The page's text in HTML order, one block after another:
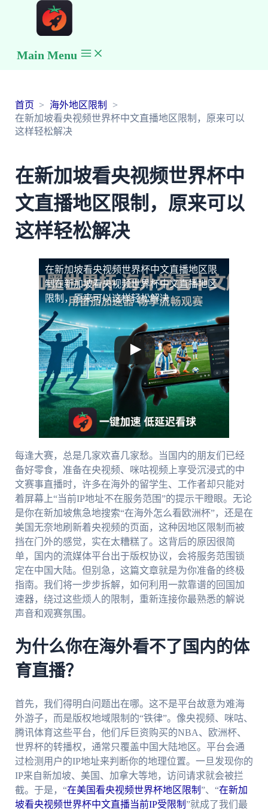
Main Menu
首页
海外地区限制
在新加坡看央视频世界杯中文直播地区限制，原来可以
这样轻松解决
在新加坡看央视频世界杯中
文直播地区限制，原来可以
这样轻松解决
在新加坡看央视频世界杯中文直播地区限
制在新加坡看央视频世界杯中文直播地区
限制，原来可以这样轻松解决
每逢大赛，总是几家欢喜几家愁。当国内的朋友们已经
备好零食，准备在央视频、咪咕视频上享受沉浸式的中
文赛事直播时，许多在海外的留学生、工作者却只能对
着屏幕上“当前IP地址不在服务范围”的提示干瞪眼。无论
是你在新加坡焦急地搜索“在海外怎么看欧洲杯”，还是在
美国无奈地刷新着央视频的页面，这种因地区限制而被
挡在门外的感觉，实在太糟糕了。这背后的原因很简
单，国内的流媒体平台出于版权协议，会将服务范围锁
定在中国大陆。但别急，这篇文章就是为你准备的终极
指南。我们将一步步拆解，如何利用一款靠谱的回国加
速器，绕过这些烦人的限制，重新连接你最熟悉的解说
声音和观赛氛围。
为什么你在海外看不了国内的体
育直播？
首先，我们得明白问题出在哪。这不是平台故意为难海
外游子，而是版权地域限制的“铁律”。像央视频、咪咕、
腾讯体育这些平台，他们斥巨资购买的NBA、欧洲杯、
世界杯的转播权，通常只覆盖中国大陆地区。平台会通
过检测用户的IP地址来判断你的地理位置。一旦发现你的
IP来自新加坡、美国、加拿大等地，访问请求就会被拦
截。于是，“在美国看央视频世界杯地区限制 ”、“在新加
坡看央视频世界杯中文直播当前IP受限制 ”就成了我们最